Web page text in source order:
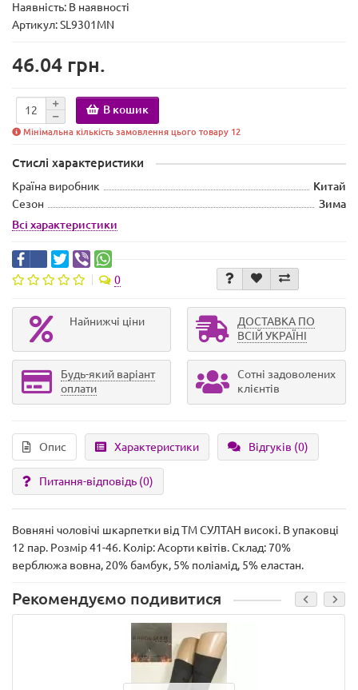
Наявність: В наявності
Артикул: SL9301MN
46.04 грн.
В кошик
Мінімальна кількість замовлення цього товару 12
Стислі характеристики
Країна виробник
Китай
Сезон
Зима
Всі характеристики
0
Найнижчі ціни
ДОСТАВКА ПО
ВСІЙ УКРАЇНІ
Будь-який варіант
оплати
Сотні задоволених
клієнтів
Опис Характеристики Відгуків (0)
Питання-відповідь (0)
Вовняні чоловічі шкарпетки від ТМ СУЛТАН високі. В упаковці
12 пар. Розмір 41-46. Колір: Асорти квітів. Склад: 70%
верблюжа вовна, 20% бамбук, 5% поліамід, 5% еластан.
Рекомендуємо подивитися